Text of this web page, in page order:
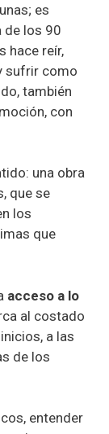
es
de los 90
hace reír,
sufrir como
también
con
una obra
que se
los
que
acceso a lo
al costado
a las
de los
entender